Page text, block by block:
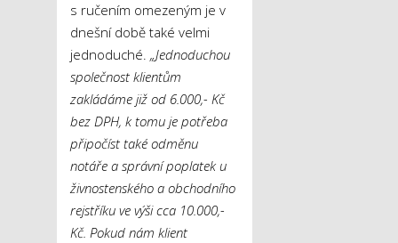
s ručením omezeným je v
dnešní době také velmi
jednoduché. „Jednoduchou
společnost klientům
zakládáme již od 6.000,- Kč
bez DPH, k tomu je potřeba
připočíst také odměnu
notáře a správní poplatek u
živnostenského a obchodního
rejstříku ve výši cca 10.000,-
Kč. Pokud nám klient